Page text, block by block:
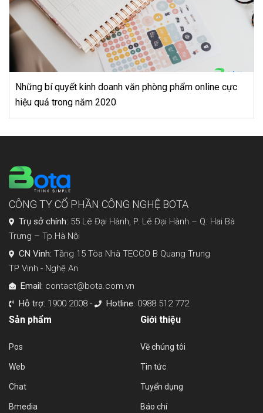
cực
Những khái niệm trong nghệ thuật cây cảnh mà
doanh cần biết
CÔNG TY CỔ PHẦN CÔNG NGHỆ BOTA
Trụ sở chính: 55 Lê Đại Hành, P. Lê Đại Hành – Q. Hai Bà
Trưng – Tp.Hà Nội
CN Vinh: Tầng 15 Tòa Nhà TECCO B Quang Trung
TP Vinh - Nghệ An
Email: contact@bota.com.vn
Hỗ trợ: 1900 2008 - Hotline: 0988 512 772
Sản phẩm
Pos
Web
Chat
Bmedia
Giới thiệu
Về chúng tôi
Tin tức
Tuyển dụng
Báo chí